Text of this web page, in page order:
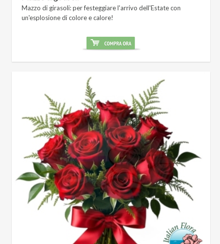
Mazzo di girasoli: per festeggiare l'arrivo dell'Estate con
un'esplosione di colore e calore!